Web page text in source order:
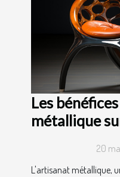
Les
métallique
20
L'artisanat métallique,